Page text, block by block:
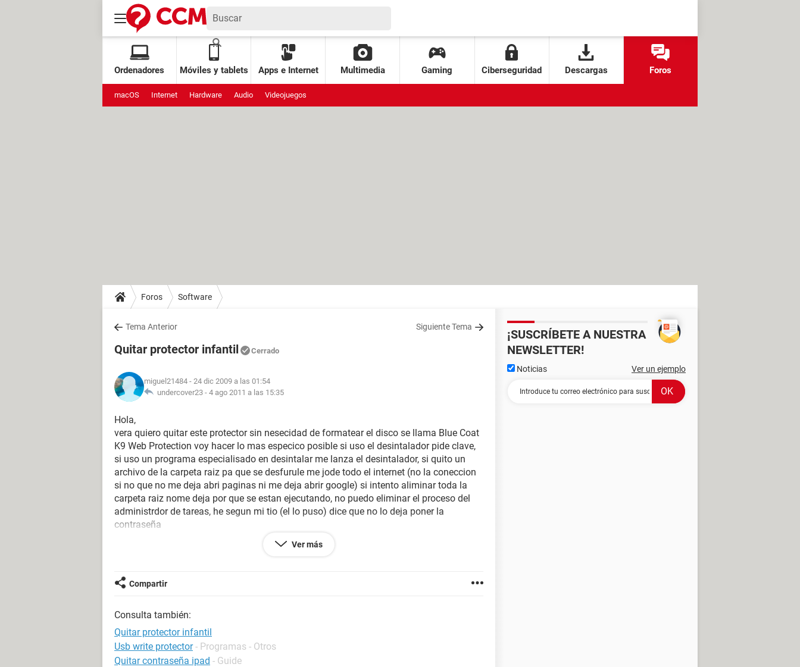
Ordenadores Móviles y tablets Apps e Internet Multimedia Gaming Ciberseguridad Descargas Foros
macOS Internet Hardware Audio Videojuegos
Foros Software
Tema Anterior Siguiente Tema
Quitar protector infantil Cerrado
miguel21484 - 24 dic 2009 a las 01:54
undercover23 - 4 ago 2011 a las 15:35
Hola,
vera quiero quitar este protector sin nesecidad de formatear el disco se llama Blue Coat
K9 Web Protection voy hacer lo mas especico posible si uso el desintalador pide clave,
si uso un programa especialisado en desintalar me lanza el desintalador, si quito un
archivo de la carpeta raiz pa que se desfurule me jode todo el internet (no la coneccion
si no que no me deja abri paginas ni me deja abrir google) si intento aliminar toda la
carpeta raiz nome deja por que se estan ejecutando, no puedo eliminar el proceso del
administrdor de tareas, he segun mi tio (el lo puso) dice que no lo deja poner la
contraseña
uso internet explorer 8 y no he probado con otros exploradores la cuestion es que tienes
del programa luego queda la clave con que te registraste como clave del programa
Ver más
Compartir
Consulta también:
Quitar protector infantil
Usb write protector - Programas - Otros
Quitar contraseña ipad - Guide
¡SUSCRÍBETE A NUESTRA
NEWSLETTER!
Noticias Ver un ejemplo